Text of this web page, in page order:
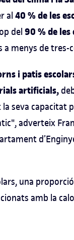
al 40 % de les
del 90 % de
a menys de
i patis
artificials,
seva capacitat
adverteix
una
amb la